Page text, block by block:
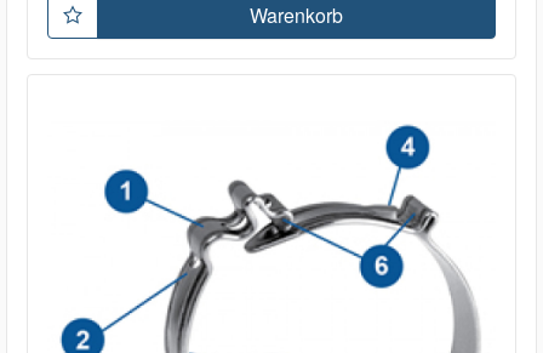
Warenkorb